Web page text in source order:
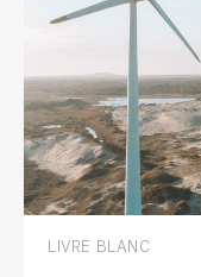
LIVRE BLANC